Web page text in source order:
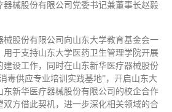
器械股份有限公司党委书记兼董事长赵毅
械股份有限公司向山东大学教育基金会一
用于支持山东大学医药卫生管理学院开展
建设工作，同时在山东新华医疗器械股份
毒供应专业培训实践基地”，开启山东大
东新华医疗器械股份有限公司的校企合作
双方借此契机，进一步深化相关领域的合